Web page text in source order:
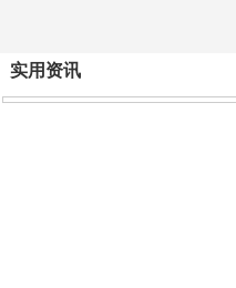
实用资讯